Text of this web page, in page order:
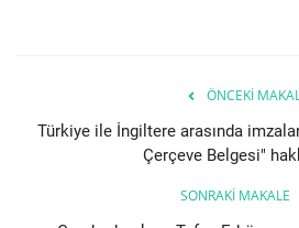
ÖNCEKI
Türkiye ile İngiltere arasında
Çerçeve Belgesi"
SONRAKI MAKALE